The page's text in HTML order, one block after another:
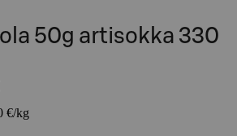
50g artisokka 330
€/kg